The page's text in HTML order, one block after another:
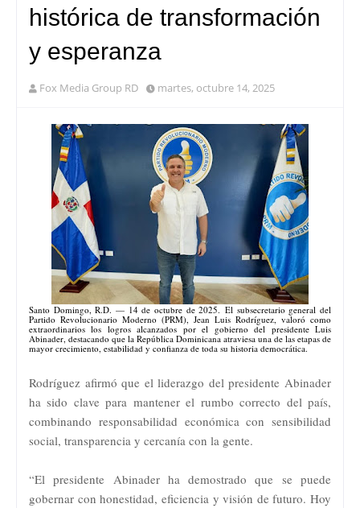
histórica de transformación
y esperanza
Fox Media Group RD martes, octubre 14, 2025
Santo Domingo, R.D. — 14 de octubre de 2025. El subsecretario general del
Partido Revolucionario Moderno (PRM), Jean Luis Rodríguez, valoró como
extraordinarios los logros alcanzados por el gobierno del presidente Luis
Abinader, destacando que la República Dominicana atraviesa una de las etapas de
mayor crecimiento, estabilidad y confianza de toda su historia democrática.
Rodríguez afirmó que el liderazgo del presidente Abinader
ha sido clave para mantener el rumbo correcto del país,
combinando responsabilidad económica con sensibilidad
social, transparencia y cercanía con la gente.
“El presidente Abinader ha demostrado que se puede
gobernar con honestidad, eficiencia y visión de futuro. Hoy